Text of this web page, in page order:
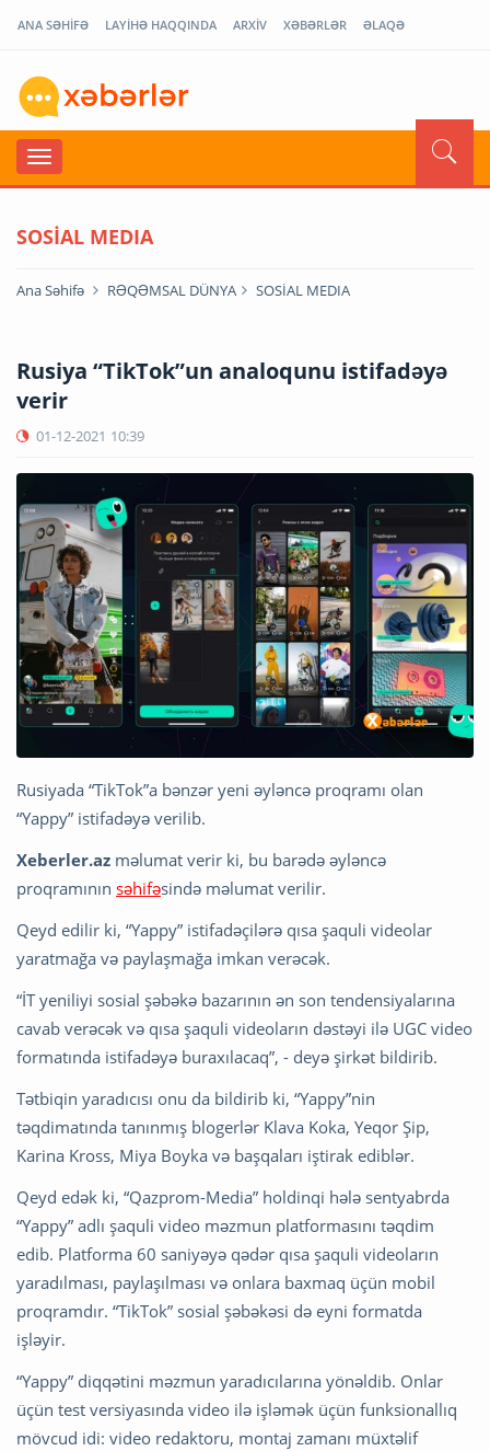
ANA SƏHİFƏ LAYİHƏ HAQQINDA ARXİV XƏBƏRLƏR ƏLAQƏ
SOSİAL MEDIA
Ana Səhifə RƏQƏMSAL DÜNYA SOSİAL MEDIA
Rusiya “TikTok”un analoqunu istifadəyə
verir
01-12-2021 10:39
Rusiyada “TikTok”a bənzər yeni əyləncə proqramı olan
“Yappy” istifadəyə verilib.
Xeberler.az məlumat verir ki, bu barədə əyləncə
proqramının səhifəsində məlumat verilir.
Qeyd edilir ki, “Yappy” istifadəçilərə qısa şaquli videolar
yaratmağa və paylaşmağa imkan verəcək.
“İT yeniliyi sosial şəbəkə bazarının ən son tendensiyalarına
cavab verəcək və qısa şaquli videoların dəstəyi ilə UGC video
formatında istifadəyə buraxılacaq”, - deyə şirkət bildirib.
Tətbiqin yaradıcısı onu da bildirib ki, “Yappy”nin
təqdimatında tanınmış blogerlər Klava Koka, Yeqor Şip,
Karina Kross, Miya Boyka və başqaları iştirak ediblər.
Qeyd edək ki, “Qazprom-Media” holdinqi hələ sentyabrda
“Yappy” adlı şaquli video məzmun platformasını təqdim
edib. Platforma 60 saniyəyə qədər qısa şaquli videoların
yaradılması, paylaşılması və onlara baxmaq üçün mobil
proqramdır. “TikTok” sosial şəbəkəsi də eyni formatda
işləyir.
“Yappy” diqqətini məzmun yaradıcılarına yönəldib. Onlar
üçün test versiyasında video ilə işləmək üçün funksionallıq
mövcud idi: video redaktoru, montaj zamanı müxtəlif